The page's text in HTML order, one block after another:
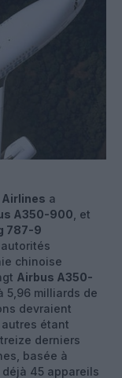
Airlines a
A350-900 , et
787-9
chinoise
Airbus A350-
5,96 milliards de
devraient
étant
derniers
basée à
déjà 45 appareils